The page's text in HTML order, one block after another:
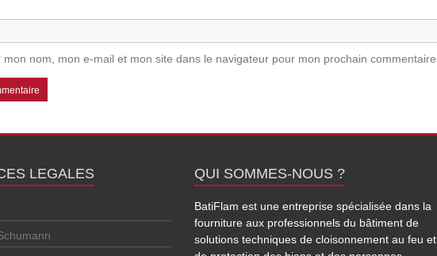
mon nom, mon e-mail et mon site dans le navigateur pour mon prochain commentaire.
LEGALES QUI SOMMES-NOUS ?
BatiFlam est une entreprise spécialisée dans la
fourniture aux professionnels du bâtiment de
solutions techniques de cloisonnement au feu et